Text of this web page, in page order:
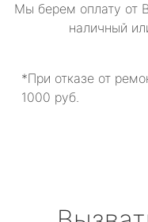
Мы берем оплату от
наличный
*При отказе от
1000 руб.